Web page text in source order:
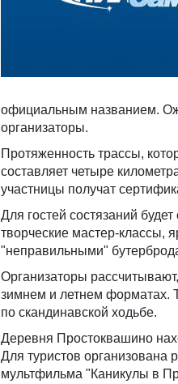
официальным названием.
организаторы.
Протяженность трассы,
составляет четыре
участницы получат
Для гостей состязаний
творческие мастер-классы,
"неправильными"
Организаторы
зимнем и летнем форматах.
по скандинавской ходьбе.
Деревня Простоквашино
Для туристов организована
мультфильма "Каникулы в